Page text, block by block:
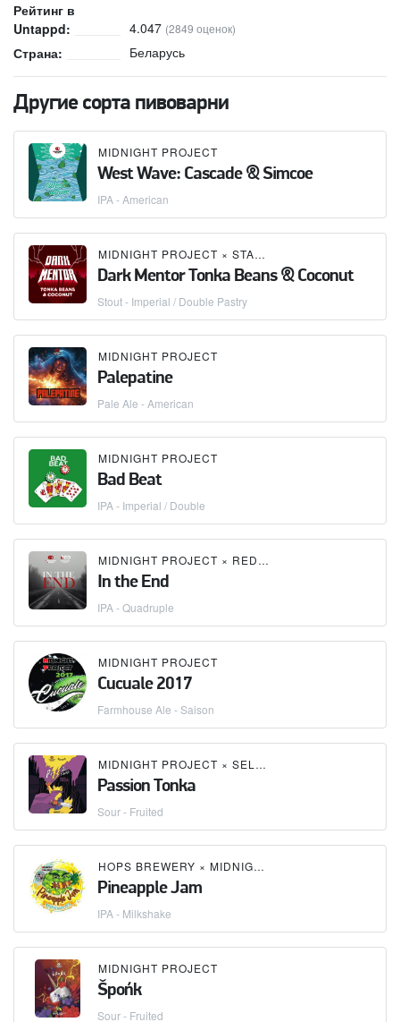
Рейтинг в
Untappd:
4.047 (2849 оценок)
Страна: Беларусь
Другие сорта пивоварни
MIDNIGHT PROJECT
West Wave: Cascade & Simcoe
IPA - American
MIDNIGHT PROJECT × STAMM BREWING
Dark Mentor Tonka Beans & Coconut
Stout - Imperial / Double Pastry
MIDNIGHT PROJECT
Palepatine
Pale Ale - American
MIDNIGHT PROJECT
Bad Beat
IPA - Imperial / Double
MIDNIGHT PROJECT × RED ROCKET BREWERY
In the End
IPA - Quadruple
MIDNIGHT PROJECT
Cucuale 2017
Farmhouse Ale - Saison
MIDNIGHT PROJECT × SELFMADE BREWERY
Passion Tonka
Sour - Fruited
HOPS BREWERY × MIDNIGHT PROJECT
Pineapple Jam
IPA - Milkshake
MIDNIGHT PROJECT
Špońk
Sour - Fruited